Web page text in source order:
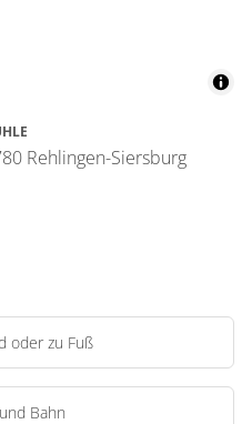
Rehlingen-Siersburg
oder zu Fuß
Bahn